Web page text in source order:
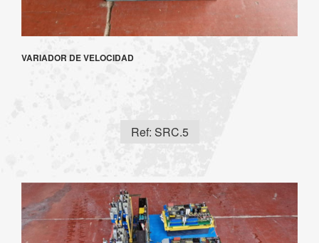
VARIADOR DE VELOCIDAD
Ref: SRC.5